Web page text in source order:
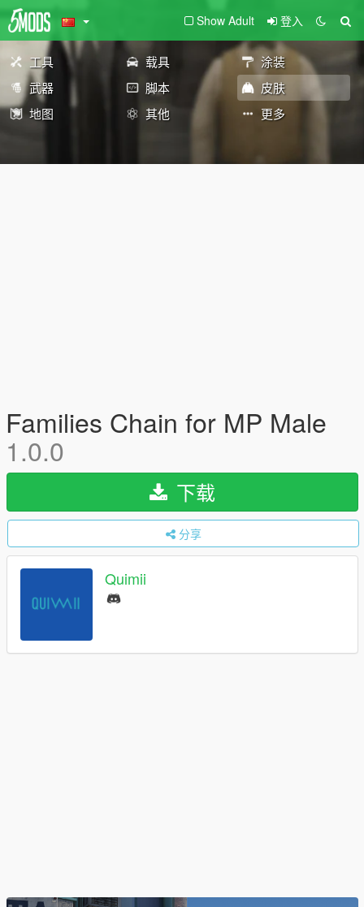
Show Adult 登入
工具 载具
涂装
武器
脚本
皮肤
地图
其他 更多
Families Chain for MP Male
1.0.0
下载
分享
Quimii